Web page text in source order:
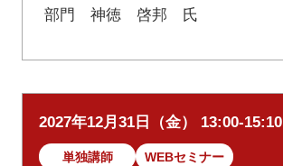
部門 神徳 啓邦 氏
2027年12月31日（金） 13:00-15:10
単独講師 WEBセミナー